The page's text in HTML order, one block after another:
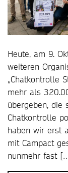
Heute, am 9.
weiteren
„Chatkontrolle
mehr als
übergeben, die
Chatkontrolle
haben wir erst
mit Campact
nunmehr fast